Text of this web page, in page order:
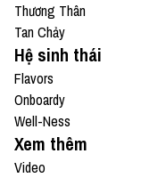
Thương Thân
Tan Chảy
Hệ sinh thái
Flavors
Onboardy
Well-Ness
Xem thêm
Video